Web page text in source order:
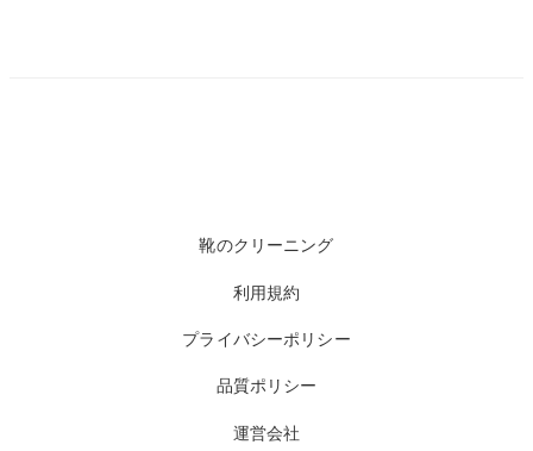
靴のクリーニング
利用規約
プライバシーポリシー
品質ポリシー
運営会社